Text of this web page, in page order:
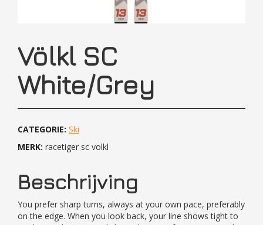
Völkl SC
White/Grey
CATEGORIE: Ski
MERK: racetiger sc volkl
Beschrijving
You prefer sharp turns, always at your own pace, preferably
on the edge. When you look back, your line shows tight to